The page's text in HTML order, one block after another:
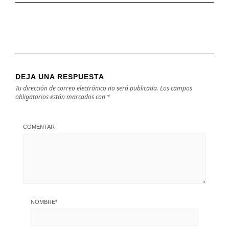
DEJA UNA RESPUESTA
Tu dirección de correo electrónico no será publicada. Los campos
obligatorios están marcados con *
COMENTAR
NOMBRE*